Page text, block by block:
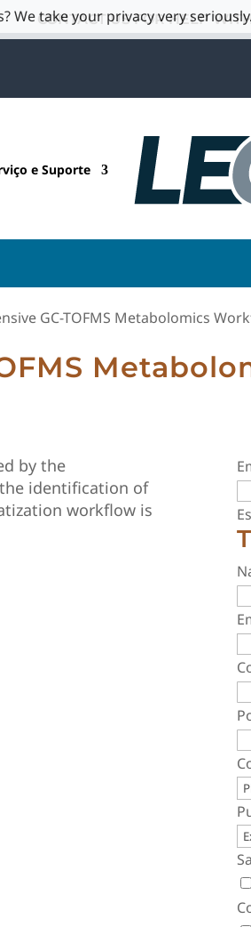
CONTACT US FOR HELP
e Suporte
GC-TOFMS Metabolomics
by the
identification of
workflow is
We take your privacy very